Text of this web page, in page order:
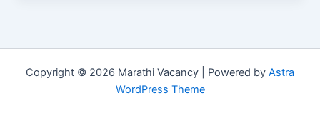
Copyright © 2026 Marathi Vacancy | Powered by Astra
WordPress Theme